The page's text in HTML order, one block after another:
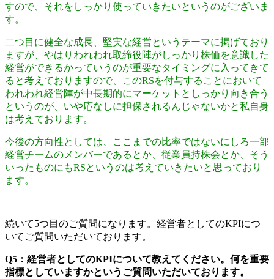
すので、それをしっかり使っていきたいというのがございま
す。
二つ目に健全な成長、堅実な経営というテーマに掲げており
ますが、やはりわれわれ取締役陣がしっかり株価を意識した
経営ができるかっていうのが重要なタイミングに入ってきて
ると考えておりますので、このRSを付与することにおいて
われわれ経営陣が中長期的にマーケットとしっかり向き合う
というのが、いや応なしに担保されるんじゃないかと私自身
は考えております。
今後の方向性としては、ここまでの比率ではないにしろ一部
経営チームのメンバーであるとか、従業員持株会とか、そう
いったものにもRSというのは考えていきたいと思っており
ます。
続いて5つ目のご質問になります。経営者としてのKPIにつ
いてご質問いただいております。
Q5：経営者としてのKPIについて教えてください。何を重要
指標としていますかというご質問いただいております。